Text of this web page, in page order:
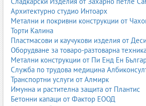
газоанализатори;
димомери;
аспирационни системи;
оборудване за монтаж на ауспуси;
инструменти за ламбда сонди.
Газоанализаторите са задължителни за
прегледи.
1.9. Оборудване за ходова част
Архитектурно студио Интоарх
Метални и покривни конструкции от
Торти Калина
Пластмасови и каучукови изделия от
Оборудване за товаро-разтоварна
Метални конструкции от Пи Енд Ен
Служба по трудова медицина
Транспортни услуги от Алмирк
Имунна и растителна защита от Плантис
Бетонни капаци от Фактор ЕООД